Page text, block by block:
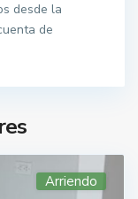
desde la
de
Arriendo